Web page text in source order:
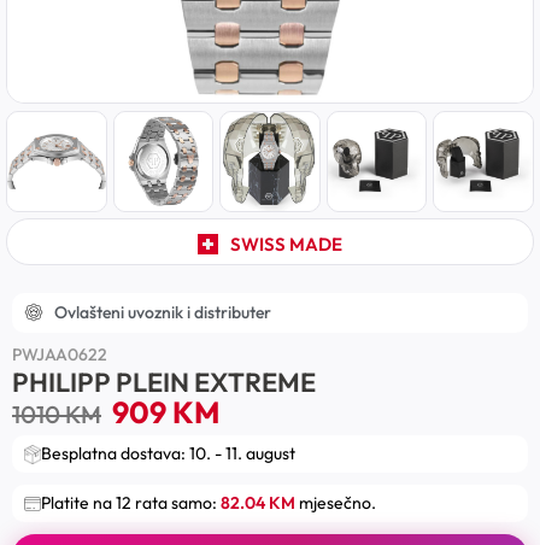
SWISS MADE
Ovlašteni uvoznik i distributer
PWJAA0622
PHILIPP PLEIN EXTREME
1010KM 909KM
Besplatna dostava: 10. - 11. august
Platite na 12 rata samo: 82.04 KM mjesečno.